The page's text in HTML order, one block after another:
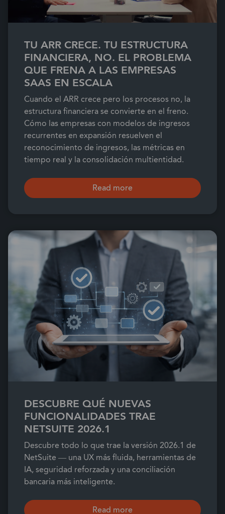
TU ARR CRECE. TU ESTRUCTURA
FINANCIERA, NO. EL PROBLEMA
QUE FRENA A LAS EMPRESAS
SAAS EN ESCALA
Cuando el ARR crece pero los procesos no, la
estructura financiera se convierte en el freno.
Cómo las empresas con modelos de ingresos
recurrentes en expansión resuelven el
reconocimiento de ingresos, las métricas en
tiempo real y la consolidación multientidad.
Read more
DESCUBRE QUÉ NUEVAS
FUNCIONALIDADES TRAE
NETSUITE 2026.1
Descubre todo lo que trae la versión 2026.1 de
NetSuite — una UX más fluida, herramientas de
IA, seguridad reforzada y una conciliación
bancaria más inteligente.
Read more